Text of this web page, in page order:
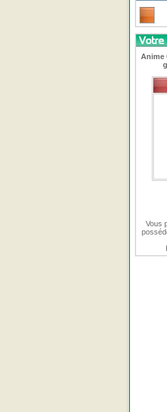
Anime
Vous